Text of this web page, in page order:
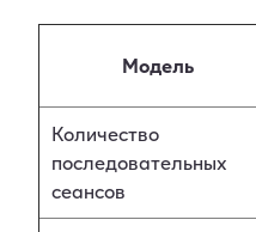
Модель
Количество
последовательных
сеансов